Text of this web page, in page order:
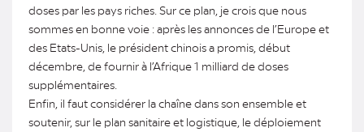
doses par les pays riches. Sur ce plan, je crois que nous
sommes en bonne voie : après les annonces de l’Europe et
des Etats-Unis, le président chinois a promis, début
décembre, de fournir à l’Afrique 1 milliard de doses
supplémentaires.
Enfin, il faut considérer la chaîne dans son ensemble et
soutenir, sur le plan sanitaire et logistique, le déploiement